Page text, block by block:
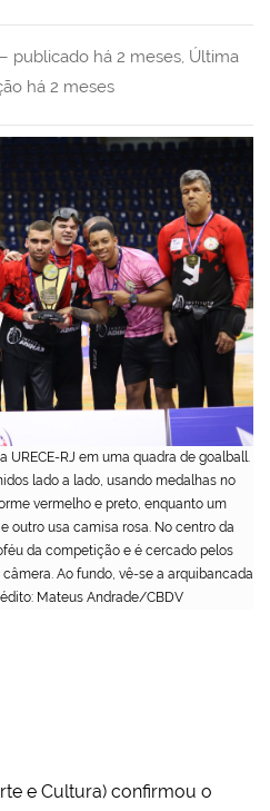
URECE-RJ em uma quadra de goalball.
lado a lado, usando medalhas no
vermelho e preto, enquanto um
outro usa camisa rosa. No centro da
da competição e é cercado pelos
Ao fundo, vê-se a arquibancada
Mateus Andrade/CBDV
publicado há 2 meses, Última
há 2 meses
e Cultura) confirmou o